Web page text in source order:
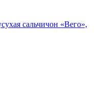
сальчичон «Вего»,